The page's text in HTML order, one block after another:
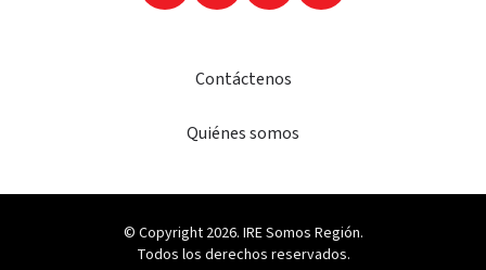
Contáctenos
Quiénes somos
© Copyright 2026. IRE Somos Región.
Todos los derechos reservados.